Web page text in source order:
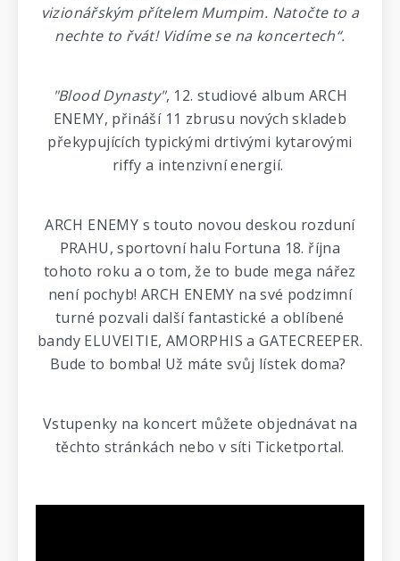
vizionářským přítelem Mumpim. Natočte to a
nechte to řvát! Vidíme se na koncertech“.
"Blood Dynasty", 12. studiové album ARCH
ENEMY, přináší 11 zbrusu nových skladeb
překypujících typickými drtivými kytarovými
riffy a intenzivní energií.
ARCH ENEMY s touto novou deskou rozduní
PRAHU, sportovní halu Fortuna 18. října
tohoto roku a o tom, že to bude mega nářez
není pochyb! ARCH ENEMY na své podzimní
turné pozvali další fantastické a oblíbené
bandy ELUVEITIE, AMORPHIS a GATECREEPER.
Bude to bomba! Už máte svůj lístek doma?
Vstupenky na koncert můžete objednávat na
těchto stránkách nebo v síti Ticketportal.